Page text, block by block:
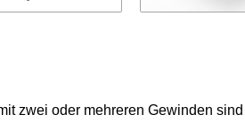
zwei oder mehreren Gewinden